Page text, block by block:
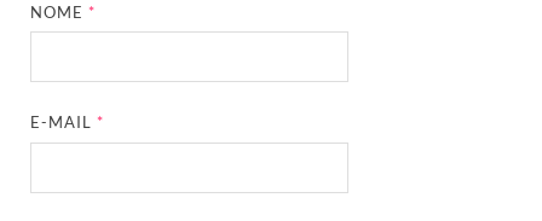
NOME*
E-MAIL*